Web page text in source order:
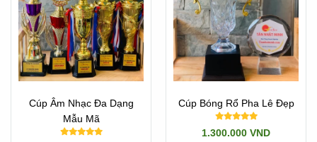
Cúp Âm Nhạc Đa Dạng
Mẫu Mã
Cúp Bóng Rổ Pha Lê Đẹp
1.300.000 VND